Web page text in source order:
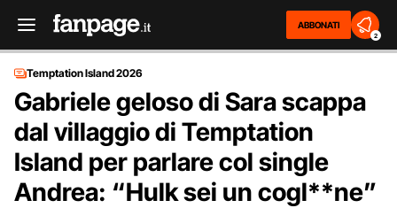
ABBONATI
2
Temptation Island 2026
Gabriele geloso di Sara scappa
dal villaggio di Temptation
Island per parlare col single
Andrea: “Hulk sei un cogl**ne”